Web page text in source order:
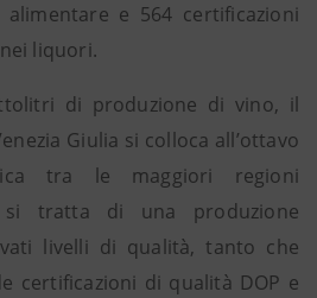
e 564 certificazioni
liquori.
di produzione di vino, il
Giulia si colloca all’ottavo
tra le maggiori regioni
si tratta di una produzione
livelli di qualità, tanto che
certificazioni di qualità DOP e